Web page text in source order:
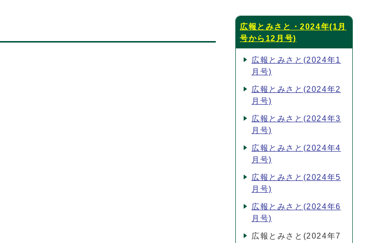
広報とみさと・2024年(1月
号から12月号)
広報とみさと(2024年1
月号)
広報とみさと(2024年2
月号)
広報とみさと(2024年3
月号)
広報とみさと(2024年4
月号)
広報とみさと(2024年5
月号)
広報とみさと(2024年6
月号)
広報とみさと(2024年7